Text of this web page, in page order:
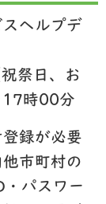
ヘルプデ
祭日、お
17時00分
録が必要
市町村の
パスワー